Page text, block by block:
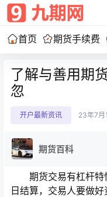
首页 期货手续费
了解与善用期
忽
开户最新资讯 23年7月
期货百科
期货交易有杠杆特
日结算，交易人要做